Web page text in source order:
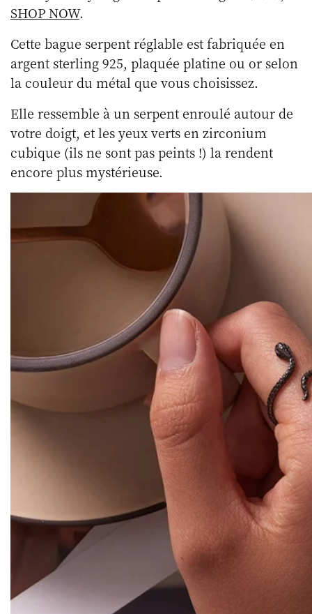
SHOP NOW.
Cette bague serpent réglable est fabriquée en
argent sterling 925, plaquée platine ou or selon
la couleur du métal que vous choisissez.
Elle ressemble à un serpent enroulé autour de
votre doigt, et les yeux verts en zirconium
cubique (ils ne sont pas peints !) la rendent
encore plus mystérieuse.